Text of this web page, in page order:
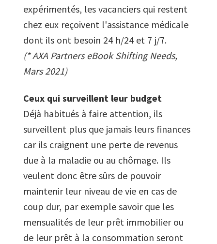
expérimentés, les vacanciers qui restent
chez eux reçoivent l'assistance médicale
dont ils ont besoin 24 h/24 et 7 j/7.
(* AXA Partners eBook Shifting Needs,
Mars 2021)
Ceux qui surveillent leur budget
Déjà habitués à faire attention, ils
surveillent plus que jamais leurs finances
car ils craignent une perte de revenus
due à la maladie ou au chômage. Ils
veulent donc être sûrs de pouvoir
maintenir leur niveau de vie en cas de
coup dur, par exemple savoir que les
mensualités de leur prêt immobilier ou
de leur prêt à la consommation seront